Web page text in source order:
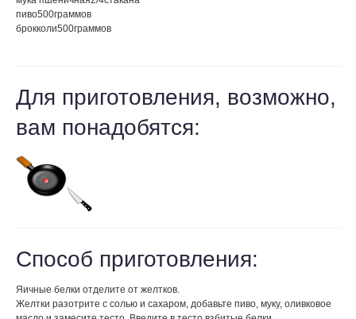
пиво500граммов
брокколи500граммов
Для приготовления, возможно,
вам понадобятся:
Способ приготовления:
Яичные белки отделите от желтков.
Желтки разотрите с солью и сахаром, добавьте пиво, муку, оливковое